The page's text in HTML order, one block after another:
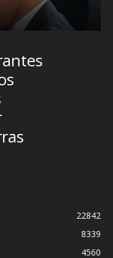
22842
8339
4560